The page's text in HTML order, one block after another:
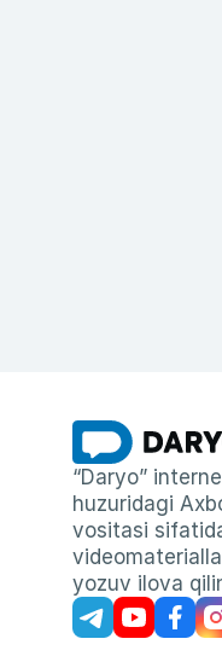
“Daryo”
huzuridagi
vositasi
yozuv ilova